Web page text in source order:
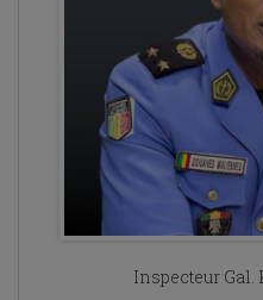
Inspecteur Gal.